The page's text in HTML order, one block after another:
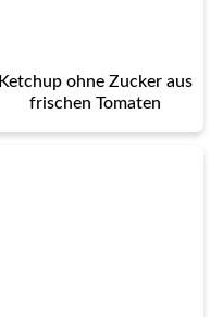
Ketchup ohne Zucker aus
frischen Tomaten